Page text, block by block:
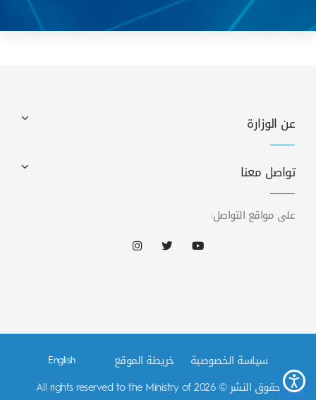
عن الوزارة
تواصل معنا
على مواقع التواصل:
حقوق النشر © 2026 All rights reserved to the Ministry of
سياسة الخصوصية خريطة الموقع English